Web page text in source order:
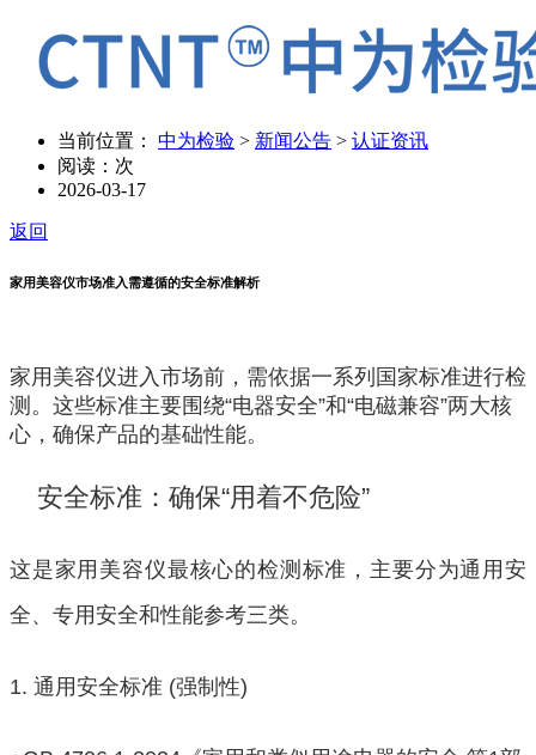
当前位置： 中为检验 > 新闻公告 > 认证资讯
阅读： 次
2026-03-17
返回
家用美容仪市场准入需遵循的安全标准解析
家用美容仪进入市场前，需依据一系列国家标准进行检
测。这些标准主要围绕“电器安全”和“电磁兼容”两大核
心，确保产品的基础性能。
安全标准：确保“用着不危险”
这是家用美容仪最核心的检测标准，主要分为通用安
全、专用安全和性能参考三类。
1. 通用安全标准 (强制性)